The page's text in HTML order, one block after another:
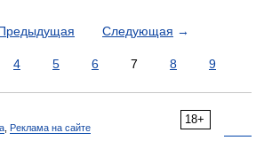
Следующая →
4 5 6 7 8 9
18+
Реклама на сайте